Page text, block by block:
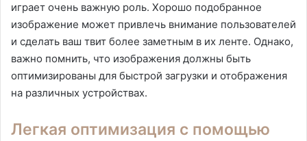
играет очень важную роль. Хорошо подобранное
изображение может привлечь внимание пользователей
и сделать ваш твит более заметным в их ленте. Однако,
важно помнить, что изображения должны быть
оптимизированы для быстрой загрузки и отображения
на различных устройствах.
Легкая оптимизация с помощью